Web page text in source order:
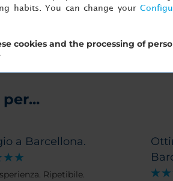
a Barcellona.
Ripetibile.
habits. You can change your
cookies and the processing of